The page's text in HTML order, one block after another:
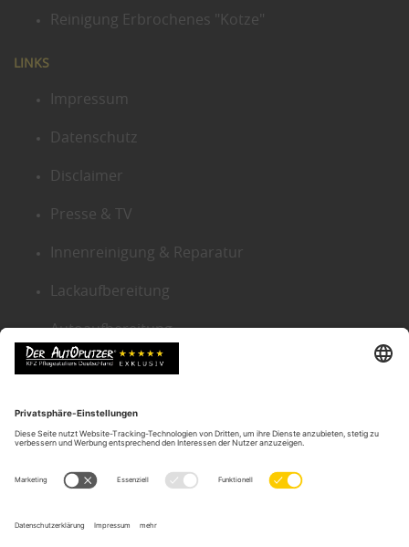
Reinigung Erbrochenes "Kotze"
LINKS
Impressum
Datenschutz
Disclaimer
Presse & TV
Innenreinigung & Reparatur
Lackaufbereitung
Autoaufbereitung
Sitemap
KONTAKT ZENTRALE
Der Autoputzer Deutschland ®
Gneisenaustr. 9